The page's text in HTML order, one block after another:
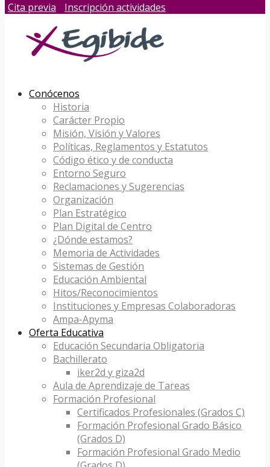
Cita previa
Inscripción actividades
Conócenos
Historia
Carácter Propio
Misión, Visión y Valores
Políticas, Reglamentos y Estatutos
Código ético y de conducta
Entorno Seguro
Reclamaciones y Sugerencias
Organización
Plan Estratégico
Plan Digital de Centro
¿Dónde estamos?
Memoria de Actividades
Sistemas de Gestión
Educación Ambiental
Hitos/Reconocimientos
Instituciones y Empresas Colaboradoras
Ampa-Apyma
Oferta Educativa
Educación Secundaria Obligatoria
Bachillerato
iker2d y giza2d
Aula de Aprendizaje de Tareas
Formación Profesional
Certificados Profesionales (Grados C)
Formación Profesional Grado Básico
(Grados D)
Formación Profesional Grado Medio